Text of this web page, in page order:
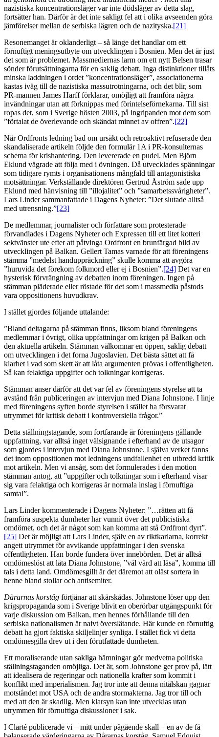
nazistiska koncentrationsläger var inte dödsläger av detta slag,
fortsätter han. Därför är det inte sakligt fel att i olika avseenden göra
jämförelser mellan de serbiska lägren och de nazityska.[21]
Resonemanget är oklanderligt – så länge det handlar om ett
förnuftigt meningsutbyte om utvecklingen i Bosnien. Men det är just
det som är problemet. Massmediernas larm om ett nytt Belsen trasar
sönder förutsättningarna för en saklig debatt. Inga distinktioner tillåts
minska laddningen i ordet ”koncentrationsläger”, associationerna
kastas iväg till de nazistiska massutrotningarna, och det blir, som
PR-mannen James Harff förklarar, omöjligt att framföra några
invändningar utan att förknippas med förintelseförnekarna. Till sist
ropas det, som i Sverige hösten 2003, på ingripanden mot dem som
”förtalat de överlevande och skändat minnet av offren”.[22]
När Ordfronts ledning bad om ursäkt och retroaktivt refuserade den
skandaliserade artikeln följde den formulär 1A i PR-konsulternas
schema för krishantering. Den levererade en pudel. Men Björn
Eklund vägrade att följa med i övningen. Då utvecklades spänningar
som tidigare rymts i organisationens mångfald till antagonistiska
motsättningar. Verkställande direktören Gertrud Åström sade upp
Eklund med hänvisning till ”illojalitet” och ”samarbetssvårigheter”.
Lars Linder sammanfattade i Dagens Nyheter: ”Det slutade alltså
med utrensning.”[23]
De medlemmar, journalister och författare som protesterade
förvandlades i Dagens Nyheter och Expressen till ett litet kotteri
sektvänster ute efter att påtvinga Ordfront en brunfärgad bild av
utvecklingen på Balkan. Gellert Tamas varnade för att föreningens
stämma ”medelst handuppräckning” skulle komma att avgöra
”huruvida det förekom folkmord eller ej i Bosnien”.[24] Det var en
hysterisk förvrängning av debatten inom föreningen. Ingen på
stämman pläderade eller röstade för det som i massmedia påstods
vara oppositionens huvudkrav.
I stället gjordes följande uttalande:
”Bland deltagarna på stämman finns, liksom bland föreningens
medlemmar i övrigt, olika uppfattningar om krigen på Balkan och
den aktuella artikeln. Stämman välkomnar en öppen, saklig debatt
om utvecklingen i det forna Jugoslavien. Det bästa sättet att få
klarhet i vad som skett är att låta argumenten prövas i offentligheten.
Så kan felaktiga uppgifter och tolkningar korrigeras.
Stämman anser därför att det var fel av föreningens styrelse att ta
avstånd från publiceringen av intervjun med Diana Johnstone. I linje
med föreningens syften borde styrelsen i stället ha försvarat
utrymmet för kritisk debatt i kontroversiella frågor.”
Detta ställningstagande, som fortfarande är föreningens gällande
uppfattning, var alltså inget välsignande i efterhand av de utsagor
som gjordes i intervjun med Diana Johnstone. I själva verket fanns
det inom oppositionen mot ledningens undfallenhet en utbredd kritik
mot artikeln. Men vi ansåg, som det formulerades i den motion
stämman antog, att ”uppgifter och tolkningar som i efterhand visar
sig vara felaktiga och korrigeras är normala inslag i förnuftiga
samtal”.
Lars Linder kommenterade i Dagens Nyheter: ”…rätten att få
framföra suspekta dumheter har vunnit över det publicistiska
omdömet, och det är något som kan komma att stå Ordfront dyrt”.
[25] Det är möjligt att Lars Linder, själv en av riktkarlarna, korrekt
angett utrymmet för avvikande uppfattningar i den svenska
offentligheten. Han borde fundera över innebörden. Det är alltså
omdömeslöst att låta Diana Johnstone, ”väl värd att läsa”, komma till
tals i detta land. Omdömesgillt är det däremot att oläst sortera in
henne bland stollar och antisemiter.
Dårarnas korståg förtjänar att skärskådas. Johnstone löser upp den
krigspropaganda som i Sverige blivit en oberörbar utgångspunkt för
varje diskussion om Balkan, men hennes förhållande till den
serbiska nationalismen är naivt överslätande. Här kunde en förnuftig
debatt ha gjort faktiska skiljelinjer synliga. I stället fick vi detta
omdömesgilla drev ut i den förutfattade dumheten.
Ett moraliserande utan sakliga hämningar gör medvetna politiska
ställningstaganden omöjliga. Det är, som Johnstone ger prov på, lätt
att idealisera de regeringar och nationella krafter som kommit i
konflikt med imperialismen. Jag tror inte att denna nitälskan gagnar
motståndet mot USA och de andra stormakterna. Jag tror till och
med att den är skadlig. Men klarsyn kan inte utvecklas utan
utrymmen för förnuftiga diskussioner i sak.
I Clarté publicerade vi – mitt under pågående skall – en av de få